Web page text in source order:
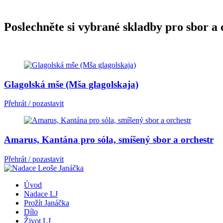
Poslechněte si vybrané skladby pro sbor a
Glagolská mše (Mša glagolskaja)
Přehrát / pozastavit
Amarus, Kantána pro sóla, smíšený sbor a orchestr
Přehrát / pozastavit
Úvod
Nadace LJ
Prožít Janáčka
Dílo
Život LJ